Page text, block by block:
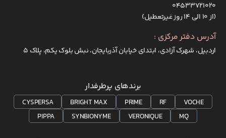
۰۴۵۳۳۷۲۱۰۲۰
(از ۱۰ الی ۱۴ روز غیرتعطیل)
آدرس دفتر مرکزی :
اردبیل، شهرک آزادی، ابتدای خیابان آذربایجان، نبش بلوک یکم، پلاک 5
برندهای پرطرفدار
VOCHE
RF
PRIME
BRIGHT MAX
CYSPERSA
MQ
VERONIQUE
SYNBIONYME
PIPPA